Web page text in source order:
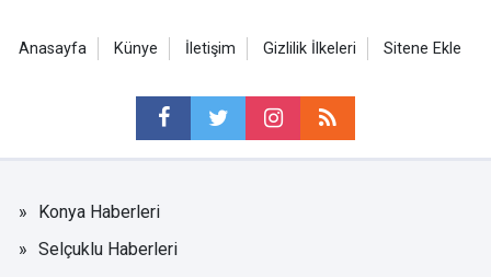
Anasayfa Künye İletişim Gizlilik İlkeleri Sitene Ekle
Konya Haberleri
Selçuklu Haberleri